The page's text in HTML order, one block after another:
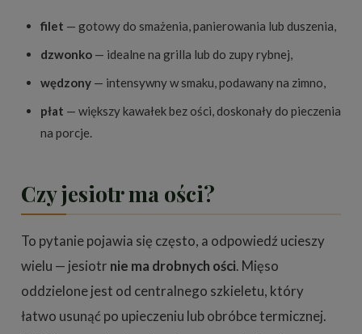
filet — gotowy do smażenia, panierowania lub duszenia,
dzwonko — idealne na grilla lub do zupy rybnej,
wędzony — intensywny w smaku, podawany na zimno,
płat — większy kawałek bez ości, doskonały do pieczenia
na porcje.
Czy jesiotr ma ości?
To pytanie pojawia się często, a odpowiedź ucieszy
wielu — jesiotr nie ma drobnych ości. Mięso
oddzielone jest od centralnego szkieletu, który
łatwo usunąć po upieczeniu lub obróbce termicznej.